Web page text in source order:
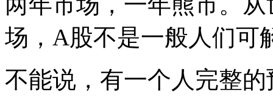
场，A股不是一般人们可
不能说，有一个人完整